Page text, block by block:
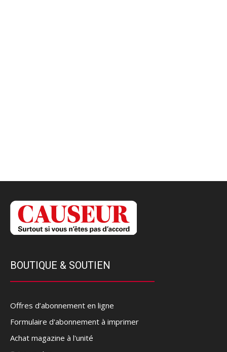
BOUTIQUE & SOUTIEN
Offres d’abonnement en ligne
Formulaire d'abonnement à imprimer
Achat magazine à l'unité